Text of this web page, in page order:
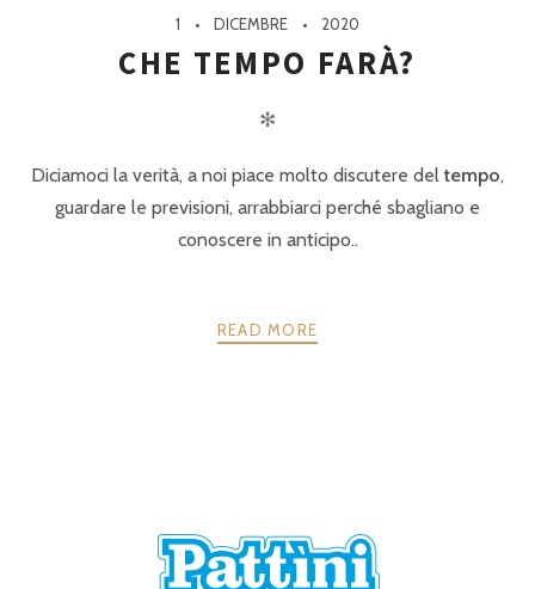
1 DICEMBRE 2020
CHE TEMPO FARÀ?
✻
Diciamoci la verità, a noi piace molto discutere del tempo,
guardare le previsioni, arrabbiarci perché sbagliano e
conoscere in anticipo..
READ MORE